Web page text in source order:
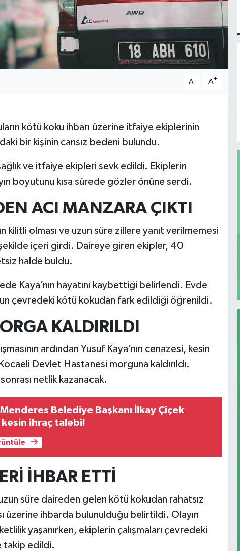
A- A+
kötü koku ihbarı üzerine itfaiye ekiplerinin
bir kişinin cansız bedeni bulundu.
ve itfaiye ekipleri sevk edildi. Ekiplerin
boyutunu kısa sürede gözler önüne serdi.
ACI MANZARA ÇIKTI
kilitli olması ve uzun süre zillere yanıt verilmemesi
içeri girdi. Daireye giren ekipler, 40
halde buldu.
Kaya’nın hayatını kaybettiği belirlendi. Evde
çevredeki kötü kokudan fark edildiği öğrenildi.
KALDIRILDI
ardından Yusuf Kaya’nın cenazesi, kesin
Kocaeli Devlet Hastanesi morguna kaldırıldı.
netlik kazanacak.
Belediye Başkanı İlkay Çiçek
kesin ihraç talebi!
İHBAR ETTİ
süre daireden gelen kötü kokudan rahatsız
üzerine ihbarda bulunulduğu belirtildi. Olayın
yaşanırken, ekiplerin çalışmaları çevredeki
takip edildi.